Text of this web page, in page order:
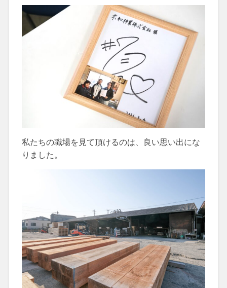
私たちの職場を見て頂けるのは、良い思い出にな
りました。